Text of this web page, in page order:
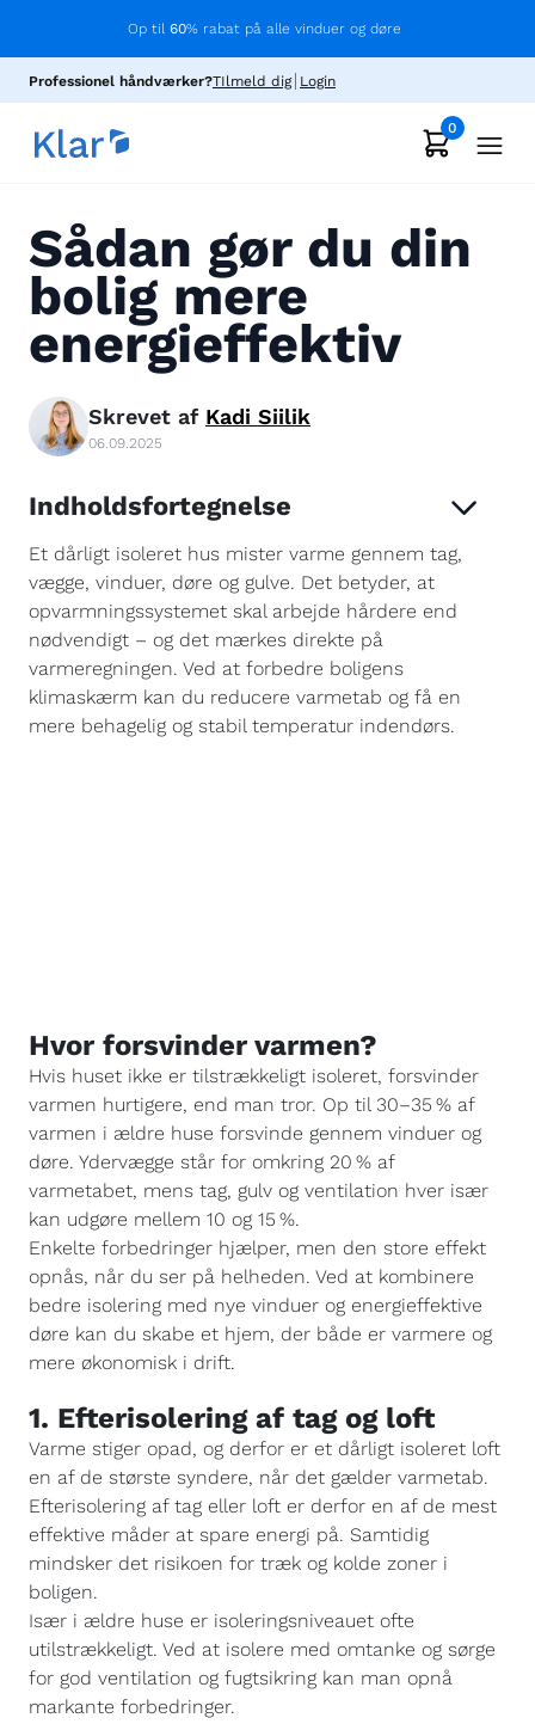
Op til 60% rabat på alle vinduer og døre
Professionel håndværker?TIlmeld dig Login
0
Sådan gør du din
bolig mere
energieffektiv
Skrevet af Kadi Siilik
06.09.2025
Indholdsfortegnelse
Et dårligt isoleret hus mister varme gennem tag,
vægge, vinduer, døre og gulve. Det betyder, at
opvarmningssystemet skal arbejde hårdere end
nødvendigt – og det mærkes direkte på
varmeregningen. Ved at forbedre boligens
klimaskærm kan du reducere varmetab og få en
mere behagelig og stabil temperatur indendørs.
Hvor forsvinder varmen?
Hvis huset ikke er tilstrækkeligt isoleret, forsvinder
varmen hurtigere, end man tror. Op til 30–35 % af
varmen i ældre huse forsvinde gennem vinduer og
døre. Ydervægge står for omkring 20 % af
varmetabet, mens tag, gulv og ventilation hver især
kan udgøre mellem 10 og 15 %.
Enkelte forbedringer hjælper, men den store effekt
opnås, når du ser på helheden. Ved at kombinere
bedre isolering med nye vinduer og energieffektive
døre kan du skabe et hjem, der både er varmere og
mere økonomisk i drift.
1. Efterisolering af tag og loft
Varme stiger opad, og derfor er et dårligt isoleret loft
en af de største syndere, når det gælder varmetab.
Efterisolering af tag eller loft er derfor en af de mest
effektive måder at spare energi på. Samtidig
mindsker det risikoen for træk og kolde zoner i
boligen.
Især i ældre huse er isoleringsniveauet ofte
utilstrækkeligt. Ved at isolere med omtanke og sørge
for god ventilation og fugtsikring kan man opnå
markante forbedringer.